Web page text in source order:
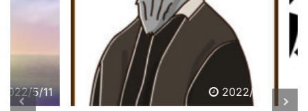
5/11
2022/5/2